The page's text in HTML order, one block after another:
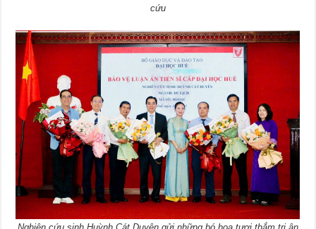
cứu